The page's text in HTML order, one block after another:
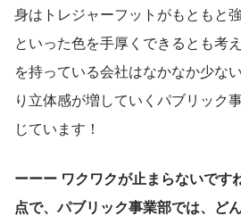
身はトレジャーフットがもともと
といった色を手厚くできるとも考
を持っている会社はなかなか少な
り立体感が増していくパブリック
じています！
ーーー ワクワクが止まらないです
点で、パブリック事業部では、ど